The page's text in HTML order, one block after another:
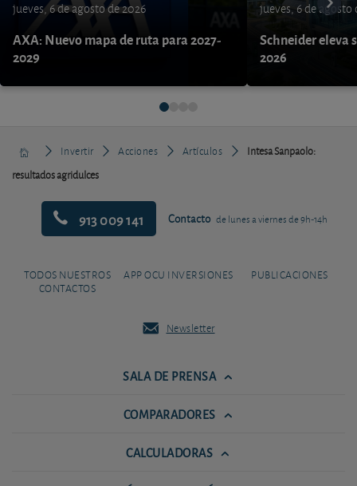
jueves, 6 de agosto de 2026
AXA: Nuevo mapa de ruta para 2027-
2029
jueves, 6 de agosto
Schneider eleva
2026
Invertir Acciones Artículos
Intesa Sanpaolo:
resultados agridulces
913 009 141 Contacto de lunes a viernes de 9h-14h
TODOS NUESTROS
CONTACTOS
APP OCU INVERSIONES PUBLICACIONES
Newsletter
SALA DE PRENSA
COMPARADORES
CALCULADORAS